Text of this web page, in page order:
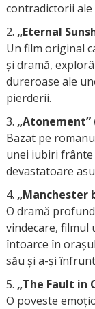
contradictorii
„Eternal
Un film original
și dramă,
dureroase ale
pierderii.
„Atonement”
Bazat pe
unei iubiri frânte
devastatoare
„Manchester
O dramă
vindecare, filmul
întoarce în
său și a-și
„The Fault in
O poveste